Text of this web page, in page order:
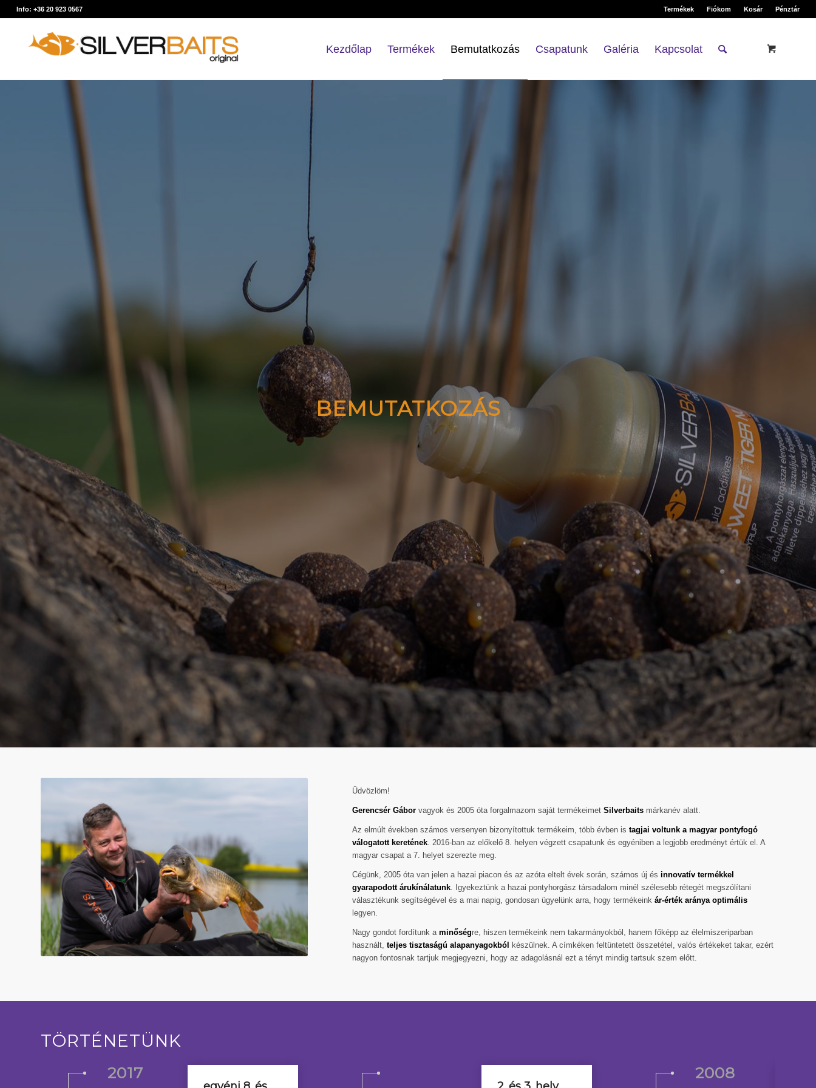
Termékek Fiókom Kosár Pénztár
Info: +36 20 923 0567
Kezdőlap Termékek Bemutatkozás Csapatunk Galéria Kapcsolat
BEMUTATKOZÁS
Üdvözlöm!
Gerencsér Gábor vagyok és 2005 óta forgalmazom saját termékeimetSilverbaits márkanév alatt.
Az elmúlt években számos versenyen bizonyítottuk termékeim, több évben istagjai voltunk a magyar pontyfogó
válogatott keretének. 2016-ban az előkelő 8. helyen végzett csapatunk és egyéniben a legjobb eredményt értük el. A
magyar csapat a 7. helyet szerezte meg.
Cégünk, 2005 óta van jelen a hazai piacon és az azóta eltelt évek során, számos új ésinnovatív termékkel
gyarapodott árukínálatunk. Igyekeztünk a hazai pontyhorgász társadalom minél szélesebb rétegét megszólítani
választékunk segítségével és a mai napig, gondosan ügyelünk arra, hogy termékeink ár-érték aránya optimális
legyen.
Nagy gondot fordítunk aminőségre, hiszen termékeink nem takarmányokból, hanem főképp az élelmiszeriparban
használt,teljes tisztaságú alapanyagokból
készülnek. A címkéken feltüntetett összetétel, valós értékeket takar, ezért
nagyon fontosnak tartjuk megjegyezni, hogy az adagolásnál ezt a tényt mindig tartsuk szem előtt.
TÖRTÉNETÜNK
2017 2008